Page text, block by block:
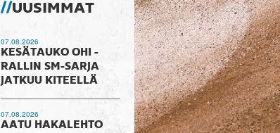
UUSIMMAT
07.08.2026
KESÄTAUKO OHI -
RALLIN SM-SARJA
JATKUU KITEELLÄ
07.08.2026
AATU HAKALEHTO